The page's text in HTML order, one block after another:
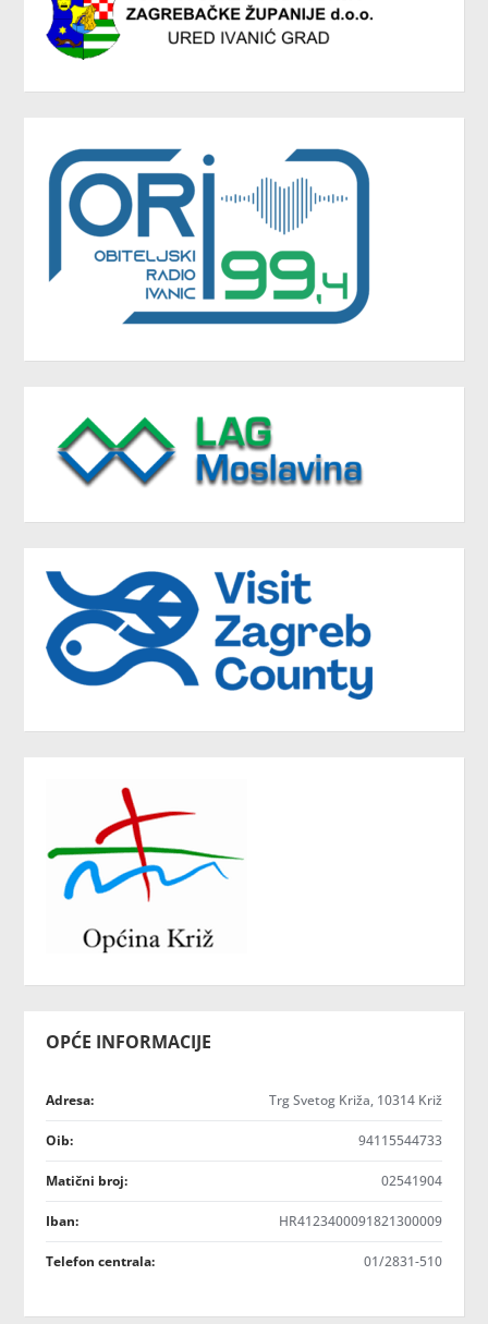
OPĆE INFORMACIJE
Adresa: Trg Svetog Križa, 10314 Križ
Oib: 94115544733
Matični broj: 02541904
Iban: HR4123400091821300009
Telefon centrala: 01/2831-510